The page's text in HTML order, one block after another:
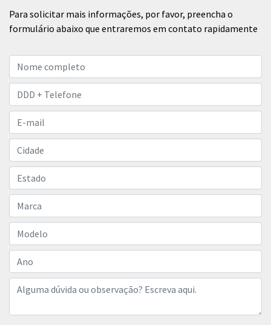
Para solicitar mais informações, por favor, preencha o
formulário abaixo que entraremos em contato rapidamente